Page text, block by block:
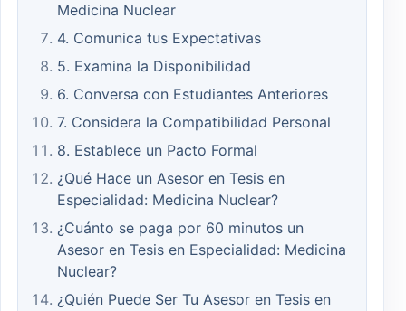
Medicina Nuclear
4. Comunica tus Expectativas
5. Examina la Disponibilidad
6. Conversa con Estudiantes Anteriores
7. Considera la Compatibilidad Personal
8. Establece un Pacto Formal
¿Qué Hace un Asesor en Tesis en
Especialidad: Medicina Nuclear?
¿Cuánto se paga por 60 minutos un
Asesor en Tesis en Especialidad: Medicina
Nuclear?
¿Quién Puede Ser Tu Asesor en Tesis en